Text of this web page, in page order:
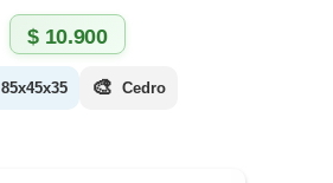
$10.900
85x45x35 🎨 Cedro